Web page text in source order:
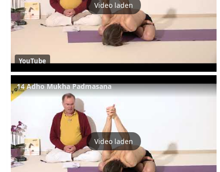
Video laden
YouTube
14 Adho Mukha Padmasana
Video laden